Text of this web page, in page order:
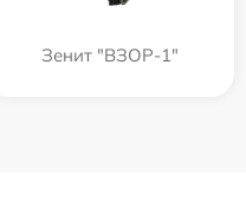
Зенит "ВЗОР-1"